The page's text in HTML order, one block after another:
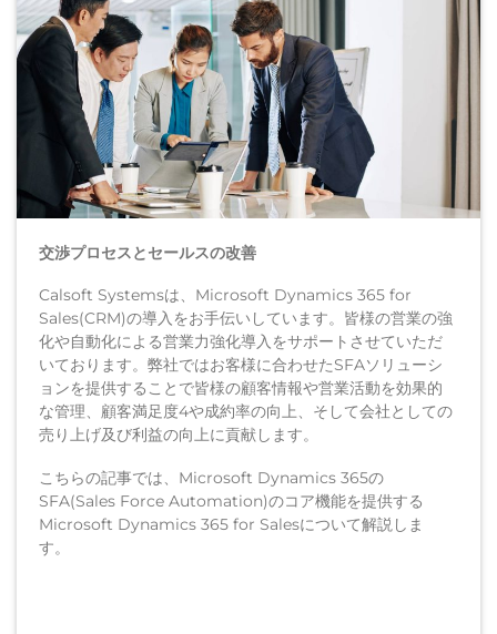
交渉プロセスとセールスの改善
Calsoft Systemsは、Microsoft Dynamics 365 for
Sales(CRM)の導入をお手伝いしています。皆様の営業の強
化や自動化による営業力強化導入をサポートさせていただ
いております。弊社ではお客様に合わせたSFAソリューシ
ョンを提供することで皆様の顧客情報や営業活動を効果的
な管理、顧客満足度4や成約率の向上、そして会社としての
売り上げ及び利益の向上に貢献します。
こちらの記事では、Microsoft Dynamics 365の
SFA(Sales Force Automation)のコア機能を提供する
Microsoft Dynamics 365 for Salesについて解説しま
す。